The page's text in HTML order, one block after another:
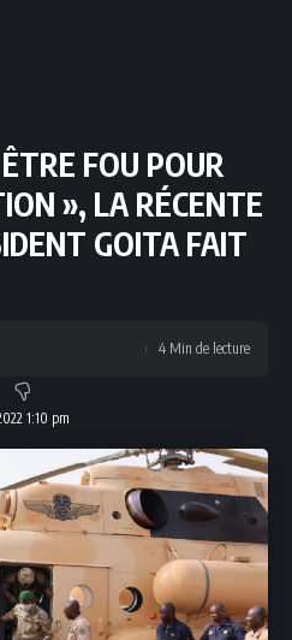
FOU POUR
», LA RÉCENTE
GOITA FAIT
1:10 pm
4 Min de lecture